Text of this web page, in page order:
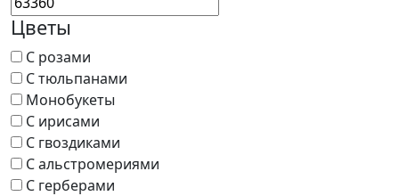
Цветы
С розами
С тюльпанами
Монобукеты
С ирисами
С гвоздиками
С альстромериями
С герберами